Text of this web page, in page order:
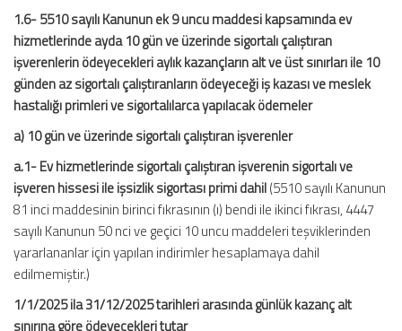
1.6- 5510 sayılı Kanunun ek 9 uncu maddesi kapsamında ev
hizmetlerinde ayda 10 gün ve üzerinde sigortalı çalıştıran
işverenlerin ödeyecekleri aylık kazançların alt ve üst sınırları ile 10
günden az sigortalı çalıştıranların ödeyeceği iş kazası ve meslek
hastalığı primleri ve sigortalılarca yapılacak ödemeler
a) 10 gün ve üzerinde sigortalı çalıştıran işverenler
a.1- Ev hizmetlerinde sigortalı çalıştıran işverenin sigortalı ve
işveren hissesi ile işsizlik sigortası primi dahil(5510 sayılı Kanunun
81 inci maddesinin birinci fıkrasının (ı) bendi ile ikinci fıkrası, 4447
sayılı Kanunun 50 nci ve geçici 10 uncu maddeleri teşviklerinden
yararlananlar için yapılan indirimler hesaplamaya dahil
edilmemiştir.)
1/1/2025 ila 31/12/2025 tarihleri arasında günlük kazanç alt
sınırına göre ödeyecekleri tutar